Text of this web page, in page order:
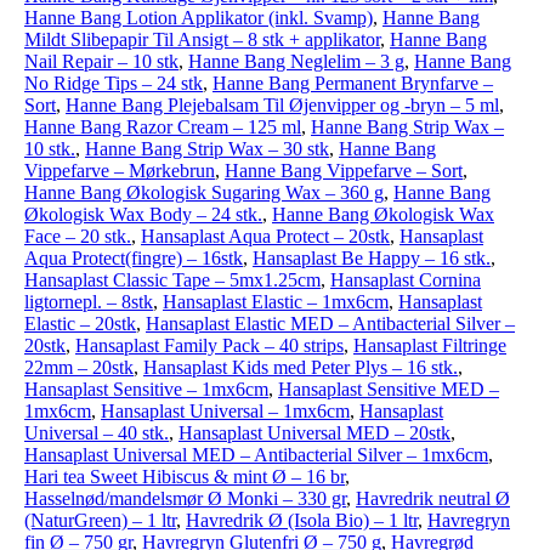
Hanne Bang Lotion Applikator (inkl. Svamp), Hanne Bang
Mildt Slibepapir Til Ansigt – 8 stk + applikator, Hanne Bang
Nail Repair – 10 stk, Hanne Bang Neglelim – 3 g, Hanne Bang
No Ridge Tips – 24 stk, Hanne Bang Permanent Brynfarve –
Sort, Hanne Bang Plejebalsam Til Øjenvipper og -bryn – 5 ml,
Hanne Bang Razor Cream – 125 ml, Hanne Bang Strip Wax –
10 stk., Hanne Bang Strip Wax – 30 stk, Hanne Bang
Vippefarve – Mørkebrun, Hanne Bang Vippefarve – Sort,
Hanne Bang Økologisk Sugaring Wax – 360 g, Hanne Bang
Økologisk Wax Body – 24 stk., Hanne Bang Økologisk Wax
Face – 20 stk., Hansaplast Aqua Protect – 20stk, Hansaplast
Aqua Protect(fingre) – 16stk, Hansaplast Be Happy – 16 stk.,
Hansaplast Classic Tape – 5mx1.25cm, Hansaplast Cornina
ligtornepl. – 8stk, Hansaplast Elastic – 1mx6cm, Hansaplast
Elastic – 20stk, Hansaplast Elastic MED – Antibacterial Silver –
20stk, Hansaplast Family Pack – 40 strips, Hansaplast Filtringe
22mm – 20stk, Hansaplast Kids med Peter Plys – 16 stk.,
Hansaplast Sensitive – 1mx6cm, Hansaplast Sensitive MED –
1mx6cm, Hansaplast Universal – 1mx6cm, Hansaplast
Universal – 40 stk., Hansaplast Universal MED – 20stk,
Hansaplast Universal MED – Antibacterial Silver – 1mx6cm,
Hari tea Sweet Hibiscus & mint Ø – 16 br,
Hasselnød/mandelsmør Ø Monki – 330 gr, Havredrik neutral Ø
(NaturGreen) – 1 ltr, Havredrik Ø (Isola Bio) – 1 ltr, Havregryn
fin Ø – 750 gr, Havregryn Glutenfri Ø – 750 g, Havregrød